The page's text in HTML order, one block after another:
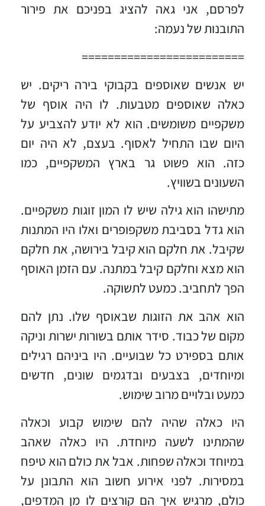
לפרסם, אני גאה להציג בפניכם את פירור
התובנות של נעמה:
=========================
יש אנשים שאוספים בקבוקי בירה ריקים. יש
כאלה שאוספים מטבעות. לו היה אוסף של
משקפיים משומשים. הוא לא יודע להצביע על
היום שבו התחיל לאסוף. בעצם, לא היה יום
כזה. הוא פשוט גר בארץ המשקפיים, כמו
השעונים בשוויץ.
מתישהו הוא גילה שיש לו המון זוגות משקפיים.
הוא גדל בסביבת משקפופרים ואלו היו המתנות
שקיבל. את חלקם הוא קיבל בירושה, את חלקם
הוא מצא וחלקם קיבל במתנה. עם הזמן האוסף
הפך לתחביב. כמעט לתשוקה.
הוא אהב את הזוגות שבאוסף שלו. נתן להם
מקום של כבוד. סידר אותם בשורות ישרות וניקה
אותם בספירט כל שבועיים. היו ביניהם רגילים
ומיוחדים, בצבעים ובדגמים שונים, חדשים
כמעט ובלויים מרוב שימוש.
היו כאלה שהיה להם שימוש קבוע וכאלה
שהמתינו לשעה מיוחדת. היו כאלה שאהב
במיוחד וכאלה שפחות. אבל את כולם הוא טיפח
במסירות. לפני אירוע חשוב הוא התבונן על
כולם, מרגיש איך הם קורצים לו מן המדפים,